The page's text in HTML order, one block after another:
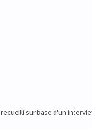
sur base d'un